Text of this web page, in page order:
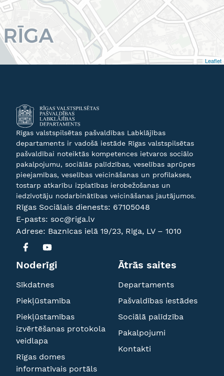
Leaflet
Rīgas valstspilsētas pašvaldības Labklājības
departaments ir vadošā iestāde Rīgas valstspilsētas
pašvaldībai noteiktās kompetences ietvaros sociālo
pakalpojumu, sociālās palīdzības, veselības aprūpes
pieejamības, veselības veicināšanas un profilakses,
tostarp atkarību izplatības ierobežošanas un
iedzīvotāju nodarbinātības veicināšanas jautājumos.
Rīgas Sociālais dienests: 67105048
E-pasts: soc@riga.lv
Adrese: Baznīcas ielā 19/23, Rīga, LV – 1010
Noderīgi
Sīkdatnes
Piekļūstamība
Piekļūstamības
izvērtēšanas protokola
veidlapa
Rīgas domes
informatīvais portāls
Ātrās saites
Departaments
Pašvaldības iestādes
Sociālā palīdzība
Pakalpojumi
Kontakti